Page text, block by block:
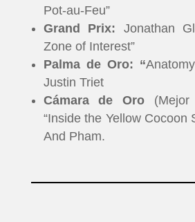
Pot-au-Feu”
Grand Prix: Jonathan
Zone of Interest”
Palma de Oro: “
Justin Triet
Cámara de Oro (Mejor
“Inside the Yellow Cocoon
And Pham.